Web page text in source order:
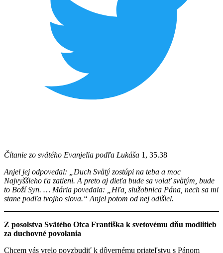
Čítanie zo svätého Evanjelia podľa Lukáša 1, 35.38
Anjel jej odpovedal: „Duch Svätý zostúpi na teba a moc
Najvyššieho ťa zatieni. A preto aj dieťa bude sa volať svätým, bude
to Boží Syn. … Mária povedala: „Hľa, služobnica Pána, nech sa mi
stane podľa tvojho slova.“ Anjel potom od nej odišiel.
Z posolstva Svätého Otca Františka k svetovému dňu modlitieb
za duchovné povolania
Chcem vás vrelo povzbudiť k dôvernému priateľstvu s Pánom